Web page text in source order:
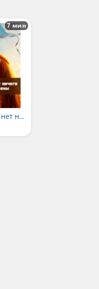
Сказка о том, что нет ничего лучше хорошей жены
7 мин